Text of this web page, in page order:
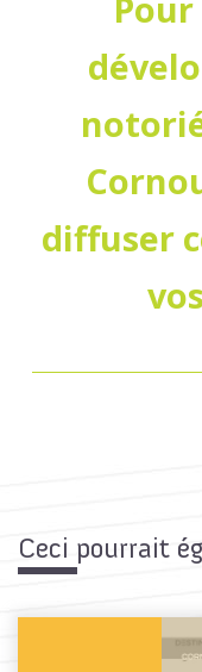
diffuser
Ceci pourrait